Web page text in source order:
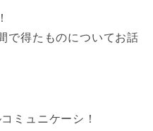
で得たものについてお話
ミュニケーシ！